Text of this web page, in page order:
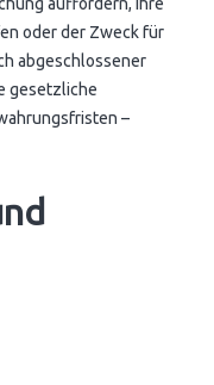
oder der Zweck für
abgeschlossener
gesetzliche
–